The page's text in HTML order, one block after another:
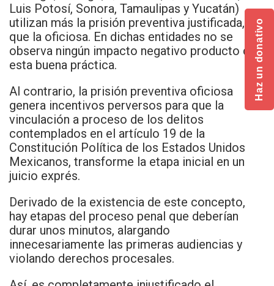
Luis Potosí, Sonora, Tamaulipas y Yucatán)
utilizan más la prisión preventiva justificada,
que la oficiosa. En dichas entidades no se
observa ningún impacto negativo producto de
esta buena práctica.
Al contrario, la prisión preventiva oficiosa
genera incentivos perversos para que la
vinculación a proceso de los delitos
contemplados en el artículo 19 de la
Constitución Política de los Estados Unidos
Mexicanos, transforme la etapa inicial en un
juicio exprés.
Derivado de la existencia de este concepto,
hay etapas del proceso penal que deberían
durar unos minutos, alargando
innecesariamente las primeras audiencias y
violando derechos procesales.
Haz un donativo